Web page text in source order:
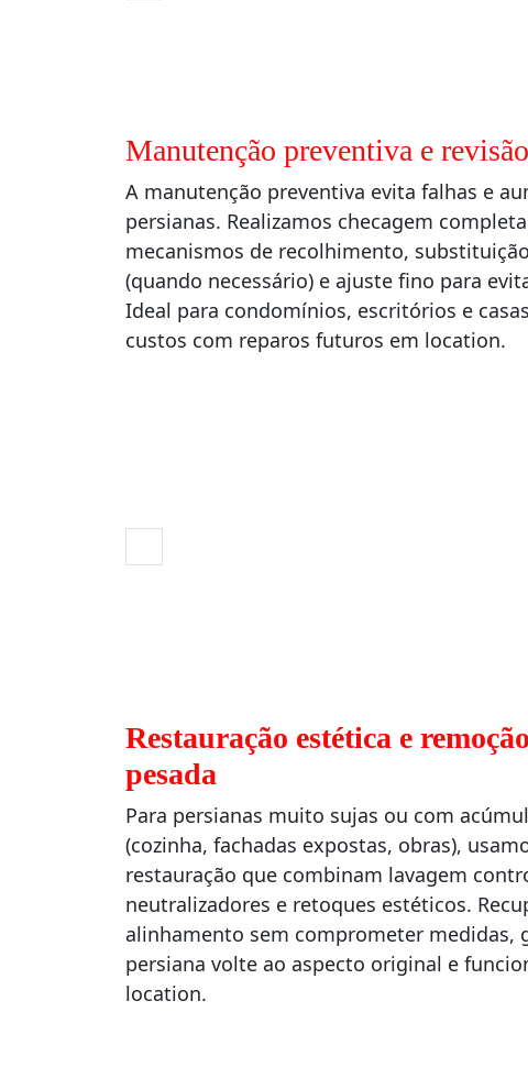
Manutenção preventiva e
A manutenção preventiva evita falhas e
persianas. Realizamos checagem
mecanismos de recolhimento,
(quando necessário) e ajuste fino para
Ideal para condomínios, escritórios e
custos com reparos futuros em location.
Restauração estética e
pesada
Para persianas muito sujas ou com
(cozinha, fachadas expostas, obras),
restauração que combinam lavagem
neutralizadores e retoques estéticos.
alinhamento sem comprometer medidas,
persiana volte ao aspecto original e
location.